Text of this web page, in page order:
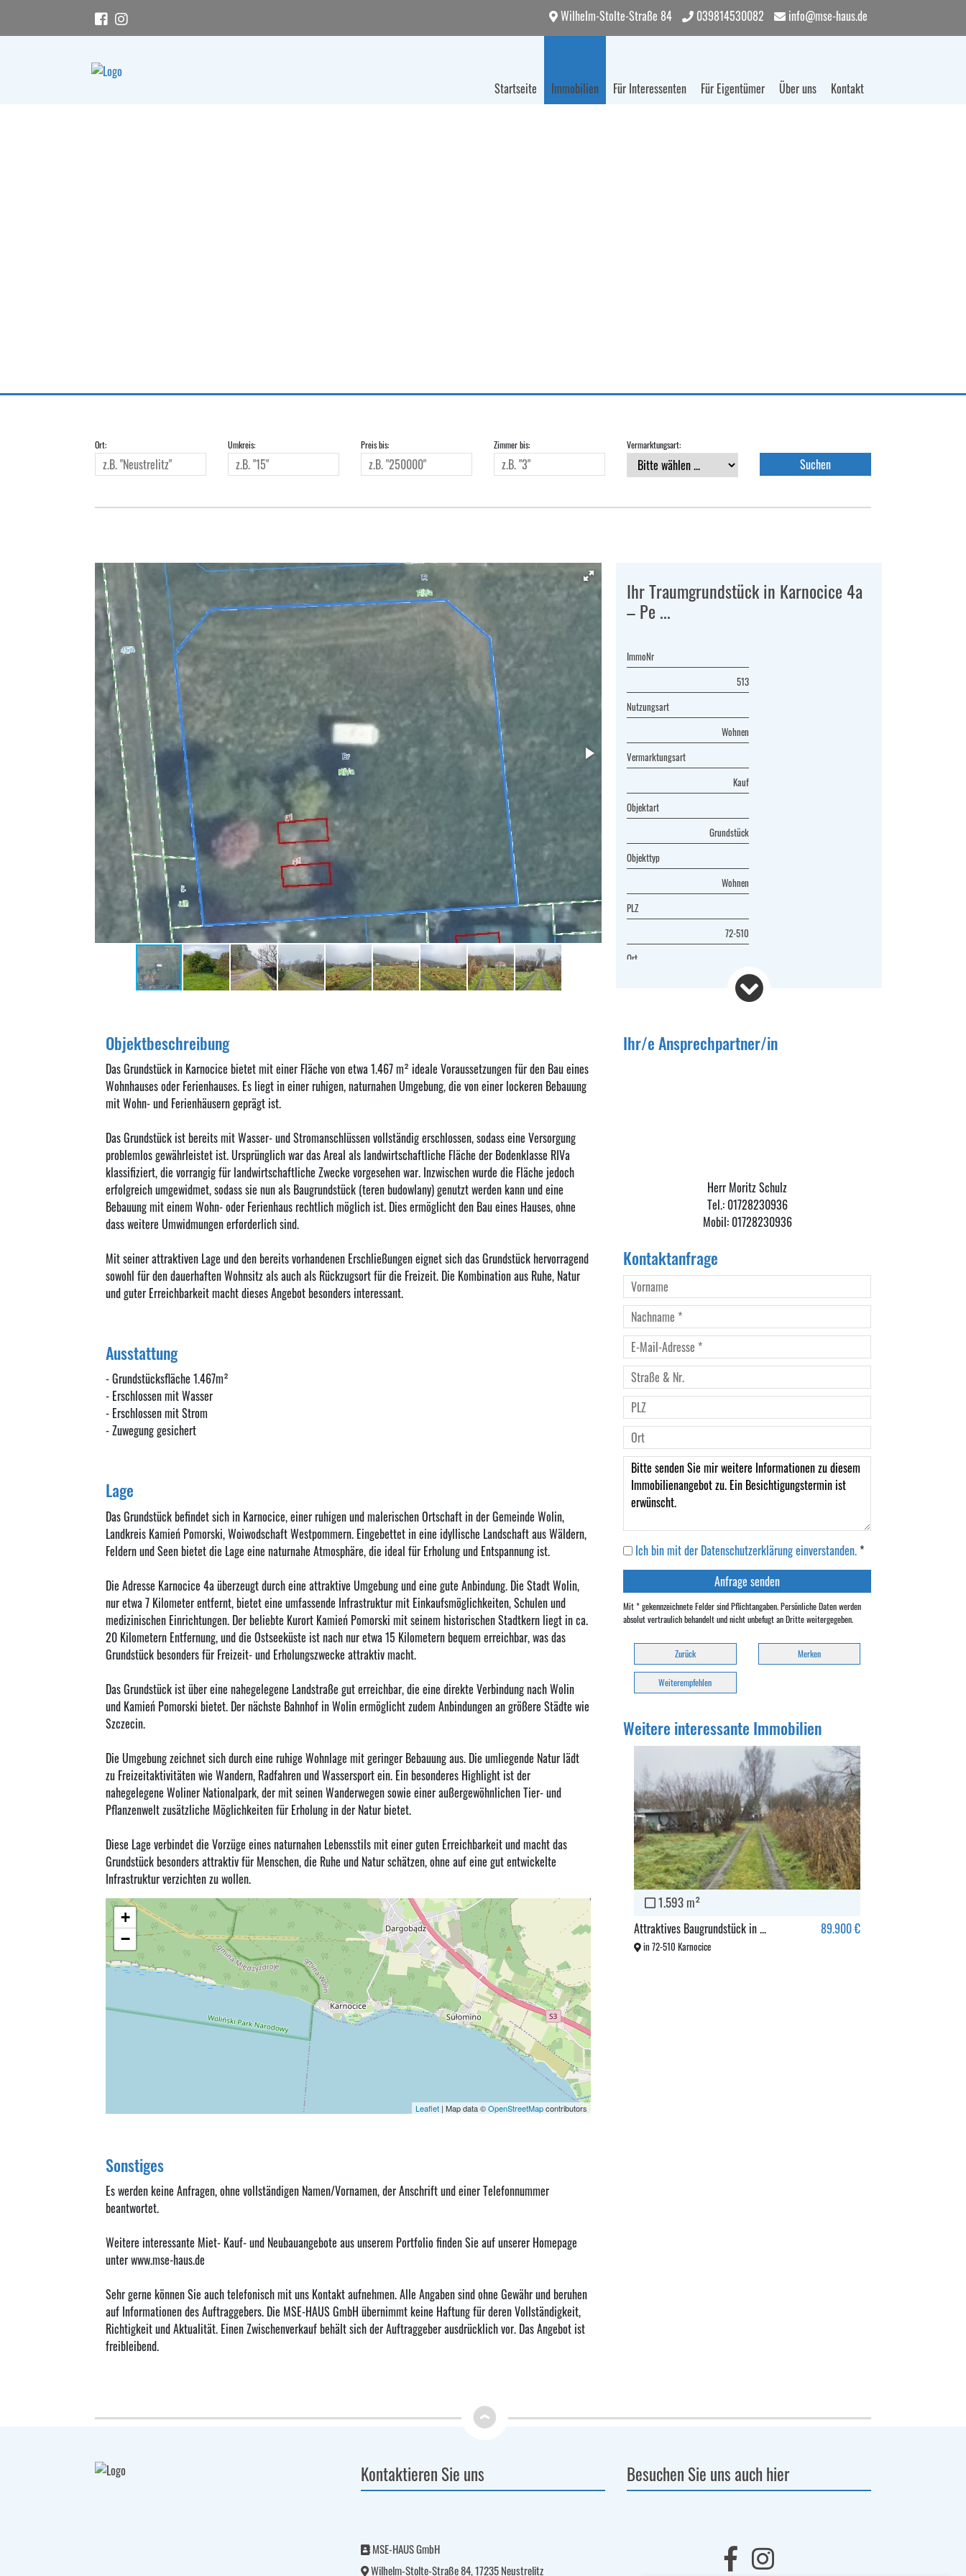
Wilhelm-Stolte-Straße 84 039814530082 info@mse-haus.de
Startseite Immobilien Für Interessenten Für Eigentümer Über uns Kontakt
Ort: Umkreis: Preis bis: Zimmer bis: Vermarktungsart:
Ihr Traumgrundstück in Karnocice 4a
– Pe ...
ImmoNr
513
Nutzungsart
Wohnen
Vermarktungsart
Kauf
Objektart
Grundstück
Objekttyp
Wohnen
PLZ
72-510
Ort
Karnocice
Polen (Rep.)
7,14 % inkl. MwSt
Objektbeschreibung
Das Grundstück in Karnocice bietet mit einer Fläche von etwa 1.467 m² ideale Voraussetzungen für den Bau eines
Wohnhauses oder Ferienhauses. Es liegt in einer ruhigen, naturnahen Umgebung, die von einer lockeren Bebauung
mit Wohn- und Ferienhäusern geprägt ist.
Das Grundstück ist bereits mit Wasser- und Stromanschlüssen vollständig erschlossen, sodass eine Versorgung
problemlos gewährleistet ist. Ursprünglich war das Areal als landwirtschaftliche Fläche der Bodenklasse RIVa
klassifiziert, die vorrangig für landwirtschaftliche Zwecke vorgesehen war. Inzwischen wurde die Fläche jedoch
erfolgreich umgewidmet, sodass sie nun als Baugrundstück (teren budowlany) genutzt werden kann und eine
Bebauung mit einem Wohn- oder Ferienhaus rechtlich möglich ist. Dies ermöglicht den Bau eines Hauses, ohne
dass weitere Umwidmungen erforderlich sind.
Mit seiner attraktiven Lage und den bereits vorhandenen Erschließungen eignet sich das Grundstück hervorragend
sowohl für den dauerhaften Wohnsitz als auch als Rückzugsort für die Freizeit. Die Kombination aus Ruhe, Natur
und guter Erreichbarkeit macht dieses Angebot besonders interessant.
Ausstattung
- Grundstücksfläche 1.467m²
- Erschlossen mit Wasser
- Erschlossen mit Strom
- Zuwegung gesichert
Lage
Das Grundstück befindet sich in Karnocice, einer ruhigen und malerischen Ortschaft in der Gemeinde Wolin,
Landkreis Kamień Pomorski, Woiwodschaft Westpommern. Eingebettet in eine idyllische Landschaft aus Wäldern,
Feldern und Seen bietet die Lage eine naturnahe Atmosphäre, die ideal für Erholung und Entspannung ist.
Die Adresse Karnocice 4a überzeugt durch eine attraktive Umgebung und eine gute Anbindung. Die Stadt Wolin,
nur etwa 7 Kilometer entfernt, bietet eine umfassende Infrastruktur mit Einkaufsmöglichkeiten, Schulen und
medizinischen Einrichtungen. Der beliebte Kurort Kamień Pomorski mit seinem historischen Stadtkern liegt in ca.
20 Kilometern Entfernung, und die Ostseeküste ist nach nur etwa 15 Kilometern bequem erreichbar, was das
Grundstück besonders für Freizeit- und Erholungszwecke attraktiv macht.
Das Grundstück ist über eine nahegelegene Landstraße gut erreichbar, die eine direkte Verbindung nach Wolin
und Kamień Pomorski bietet. Der nächste Bahnhof in Wolin ermöglicht zudem Anbindungen an größere Städte wie
Szczecin.
Die Umgebung zeichnet sich durch eine ruhige Wohnlage mit geringer Bebauung aus. Die umliegende Natur lädt
zu Freizeitaktivitäten wie Wandern, Radfahren und Wassersport ein. Ein besonderes Highlight ist der
nahegelegene Woliner Nationalpark, der mit seinen Wanderwegen sowie einer außergewöhnlichen Tier- und
Pflanzenwelt zusätzliche Möglichkeiten für Erholung in der Natur bietet.
Diese Lage verbindet die Vorzüge eines naturnahen Lebensstils mit einer guten Erreichbarkeit und macht das
Grundstück besonders attraktiv für Menschen, die Ruhe und Natur schätzen, ohne auf eine gut entwickelte
Infrastruktur verzichten zu wollen.
+
−
Leaflet | Map data ©OpenStreetMapcontributors
Sonstiges
Es werden keine Anfragen, ohne vollständigen Namen/Vornamen, der Anschrift und einer Telefonnummer
beantwortet.
Weitere interessante Miet- Kauf- und Neubauangebote aus unserem Portfolio finden Sie auf unserer Homepage
unter www.mse-haus.de
Sehr gerne können Sie auch telefonisch mit uns Kontakt aufnehmen. Alle Angaben sind ohne Gewähr und beruhen
auf Informationen des Auftraggebers. Die MSE-HAUS GmbH übernimmt keine Haftung für deren Vollständigkeit,
Richtigkeit und Aktualität. Einen Zwischenverkauf behält sich der Auftraggeber ausdrücklich vor. Das Angebot ist
freibleibend.
Ihr/e Ansprechpartner/in
Herr Moritz Schulz
Tel.: 01728230936
Mobil: 01728230936
Kontaktanfrage
Ich bin mit der Datenschutzerklärung einverstanden.*
Mit * gekennzeichnete Felder sind Pflichtangaben. Persönliche Daten werden
absolut vertraulich behandelt und nicht unbefugt an Dritte weitergegeben.
Zurück Merken
Weiterempfehlen
Weitere interessante Immobilien
1.593 m²
Attraktives Baugrundstück in ... 89.900 €
in 72-510 Karnocice
Kontaktieren Sie uns
MSE-HAUS GmbH
Wilhelm-Stolte-Straße 84, 17235 Neustrelitz
Besuchen Sie uns auch hier